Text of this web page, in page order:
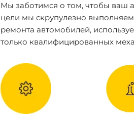
Мы заботимся о том, чтобы ваш
цели мы скрупулезно
ремонта автомобилей,
только квалифицированных